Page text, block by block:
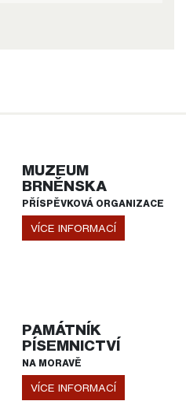
MUZEUM
BRNĚNSKA
PŘÍSPĚVKOVÁ ORGANIZACE
VÍCE INFORMACÍ
PAMÁTNÍK
PÍSEMNICTVÍ
NA MORAVĚ
VÍCE INFORMACÍ